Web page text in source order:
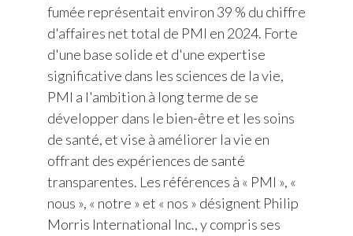
fumée représentait environ 39 % du chiffre
d'affaires net total de PMI en 2024. Forte
d'une base solide et d'une expertise
significative dans les sciences de la vie,
PMI a l'ambition à long terme de se
développer dans le bien-être et les soins
de santé, et vise à améliorer la vie en
offrant des expériences de santé
transparentes. Les références à « PMI », «
nous », « notre » et « nos » désignent Philip
Morris International Inc., y compris ses